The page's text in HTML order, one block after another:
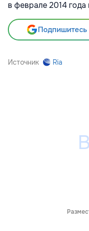
в феврале 2014
Подпишитесь
Источник Ria